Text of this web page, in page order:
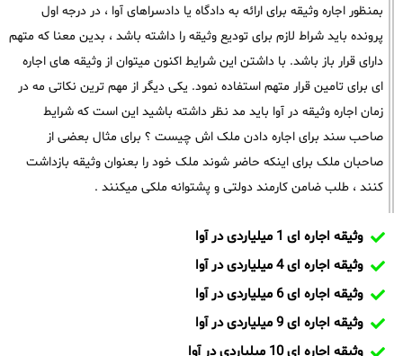
بمنظور اجاره وثیقه برای ارائه به دادگاه یا دادسراهای آوا ، در درجه اول
پرونده باید شراط لازم برای تودیع وثیقه را داشته باشد ، بدین معنا که متهم
دارای قرار باز باشد. با داشتن این شرایط اکنون میتوان از وثیقه های اجاره
ای برای تامین قرار متهم استفاده نمود. یکی دیگر از مهم ترین نکاتی مه در
زمان اجاره وثیقه در آوا باید مد نظر داشته باشید این است که شرایط
صاحب سند برای اجاره دادن ملک اش چیست ؟ برای مثال بعضی از
صاحبان ملک برای اینکه حاضر شوند ملک خود را بعنوان وثیقه بازداشت
کنند ، طلب ضامن کارمند دولتی و پشتوانه ملکی میکنند .
وثیقه اجاره ای 1 میلیاردی در آوا
وثیقه اجاره ای 4 میلیاردی در آوا
وثیقه اجاره ای 6 میلیاردی در آوا
وثیقه اجاره ای 9 میلیاردی در آوا
وثیقه اجاره ای 10 میلیاردی در آوا